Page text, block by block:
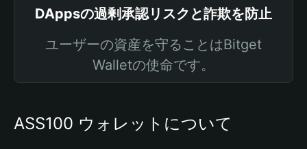
DAppsの過剰承認リスクと詐欺を防止
ユーザーの資産を守ることはBitget
Walletの使命です。
ASS100 ウォレットについて